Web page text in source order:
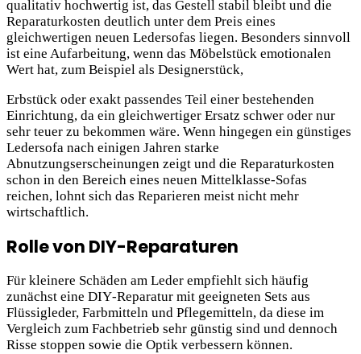
qualitativ hochwertig ist, das Gestell stabil bleibt und die
Reparaturkosten deutlich unter dem Preis eines
gleichwertigen neuen Ledersofas liegen. Besonders sinnvoll
ist eine Aufarbeitung, wenn das Möbelstück emotionalen
Wert hat, zum Beispiel als Designerstück,
Erbstück oder exakt passendes Teil einer bestehenden
Einrichtung, da ein gleichwertiger Ersatz schwer oder nur
sehr teuer zu bekommen wäre. Wenn hingegen ein günstiges
Ledersofa nach einigen Jahren starke
Abnutzungserscheinungen zeigt und die Reparaturkosten
schon in den Bereich eines neuen Mittelklasse‑Sofas
reichen, lohnt sich das Reparieren meist nicht mehr
wirtschaftlich.
Rolle von DIY-Reparaturen
Für kleinere Schäden am Leder empfiehlt sich häufig
zunächst eine DIY‑Reparatur mit geeigneten Sets aus
Flüssigleder, Farbmitteln und Pflegemitteln, da diese im
Vergleich zum Fachbetrieb sehr günstig sind und dennoch
Risse stoppen sowie die Optik verbessern können.